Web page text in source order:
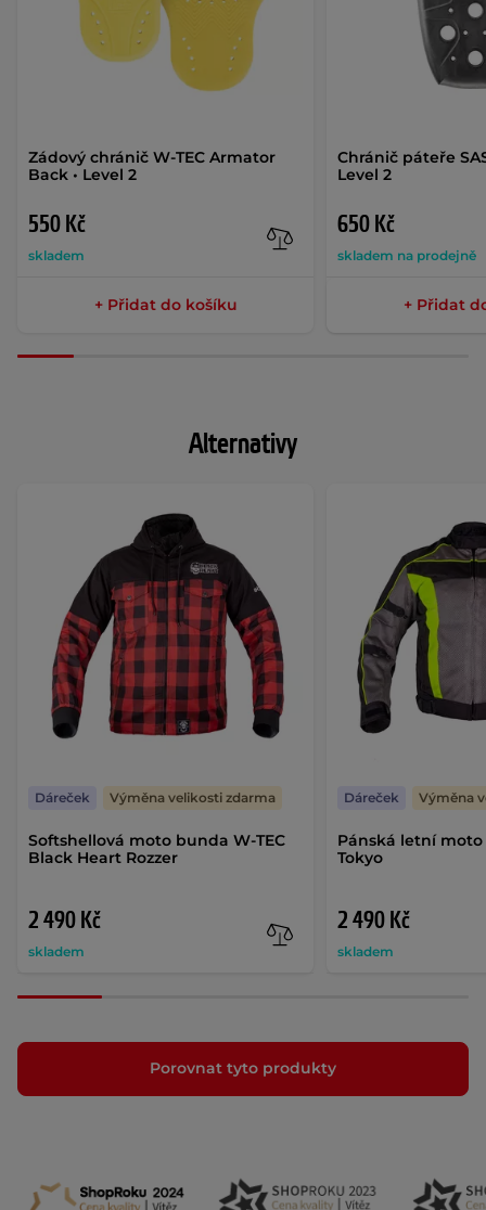
Zádový chránič W-TEC Armator
Back • Level 2
550 Kč
skladem
+ Přidat do košíku
Chránič páteře
Level 2
650 Kč
skladem na prodejně
+ Přidat
Alternativy
Softshellová moto bunda W-TEC
Black Heart Rozzer
2 490 Kč
skladem
Dáreček Výměna velikosti zdarma
Pánská letní
Tokyo
2 490 Kč
skladem
Dáreček Výměna
Porovnat tyto produkty